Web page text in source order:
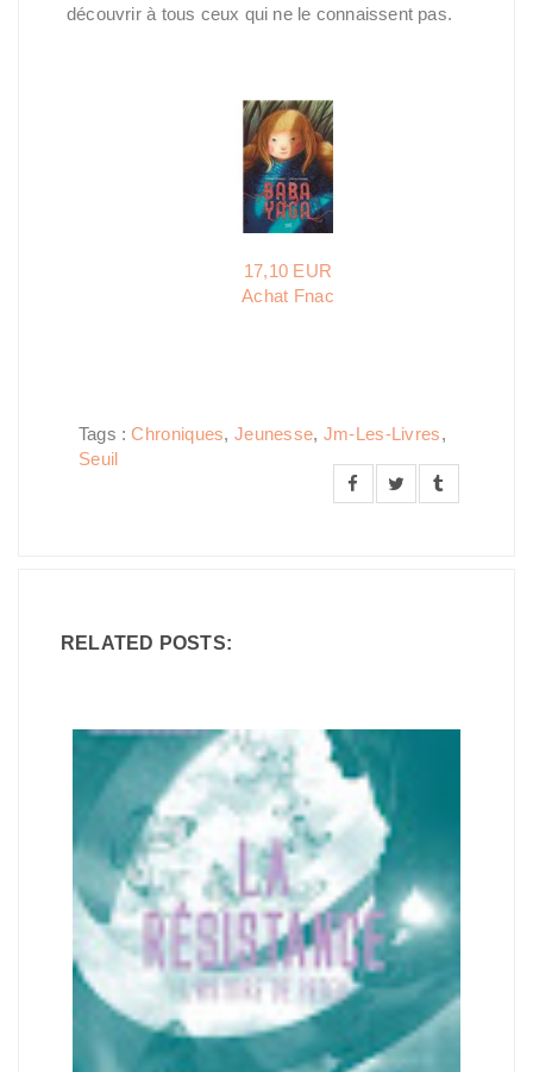
découvrir à tous ceux qui ne le connaissent pas.
17,10 EUR
Achat Fnac
Tags :Chroniques, Jeunesse, Jm-Les-Livres,
Seuil
RELATED POSTS: